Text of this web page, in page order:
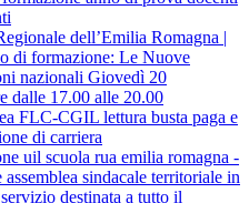
dell’Emilia Romagna |
di formazione: Le Nuove
nazionali Giovedì 20
dalle 17.00 alle 20.00
FLC-CGIL lettura busta paga e
di carriera
uil scuola rua emilia romagna -
sindacale territoriale in
destinata a tutto il